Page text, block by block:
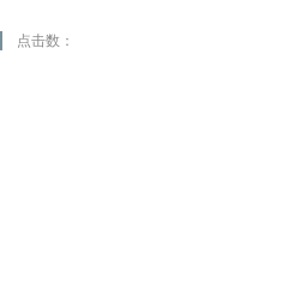
点击数：